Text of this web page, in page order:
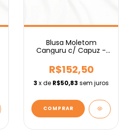
Blusa Moletom
Canguru c/ Capuz -
IEBURIX
R$152,50
3 x de R$50,83 sem juros
COMPRAR